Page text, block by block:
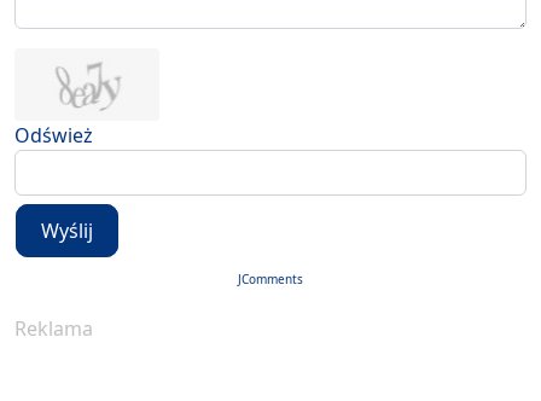
Odśwież
Wyślij
JComments
Reklama